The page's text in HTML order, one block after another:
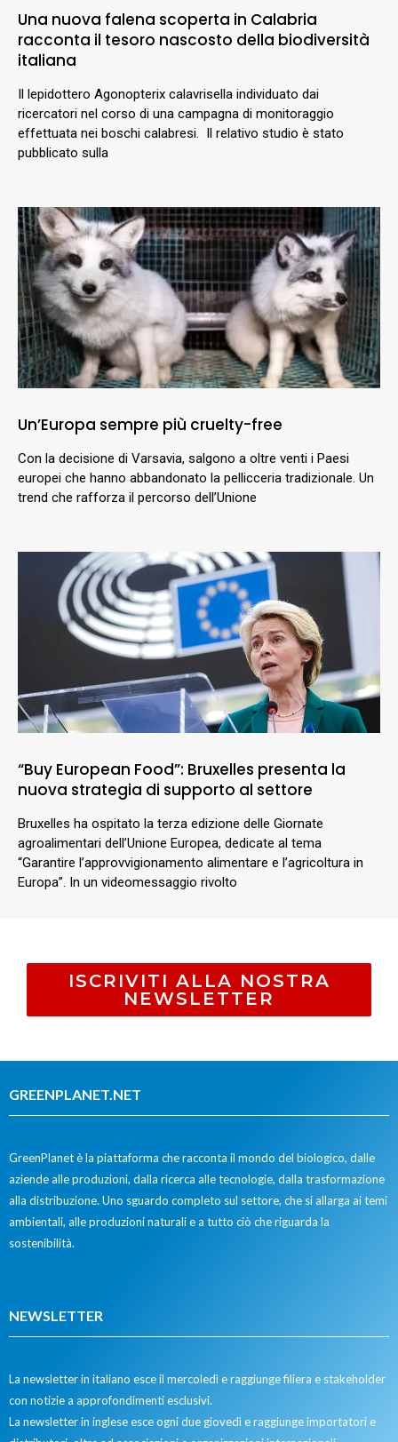
Una nuova falena scoperta in Calabria
racconta il tesoro nascosto della biodiversità
italiana
Il lepidottero Agonopterix calavrisella individuato dai
ricercatori nel corso di una campagna di monitoraggio
effettuata nei boschi calabresi. Il relativo studio è stato
pubblicato sulla
Un’Europa sempre più cruelty-free
Con la decisione di Varsavia, salgono a oltre venti i Paesi
europei che hanno abbandonato la pellicceria tradizionale. Un
trend che rafforza il percorso dell’Unione
“Buy European Food”: Bruxelles presenta la
nuova strategia di supporto al settore
Bruxelles ha ospitato la terza edizione delle Giornate
agroalimentari dell’Unione Europea, dedicate al tema
“Garantire l’approvvigionamento alimentare e l’agricoltura in
Europa”. In un videomessaggio rivolto
ISCRIVITI ALLA NOSTRA
NEWSLETTER
GREENPLANET.NET
GreenPlanet è la piattaforma che racconta il mondo del biologico, dalle
aziende alle produzioni, dalla ricerca alle tecnologie, dalla trasformazione
alla distribuzione. Uno sguardo completo sul settore, che si allarga ai temi
ambientali, alle produzioni naturali e a tutto ciò che riguarda la
sostenibilità.
NEWSLETTER
La newsletter in italiano esce il mercoledì e raggiunge filiera e stakeholder
con notizie a approfondimenti esclusivi.
La newsletter in inglese esce ogni due giovedì e raggiunge importatori e